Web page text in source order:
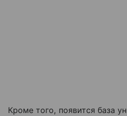
Кроме того, появится база